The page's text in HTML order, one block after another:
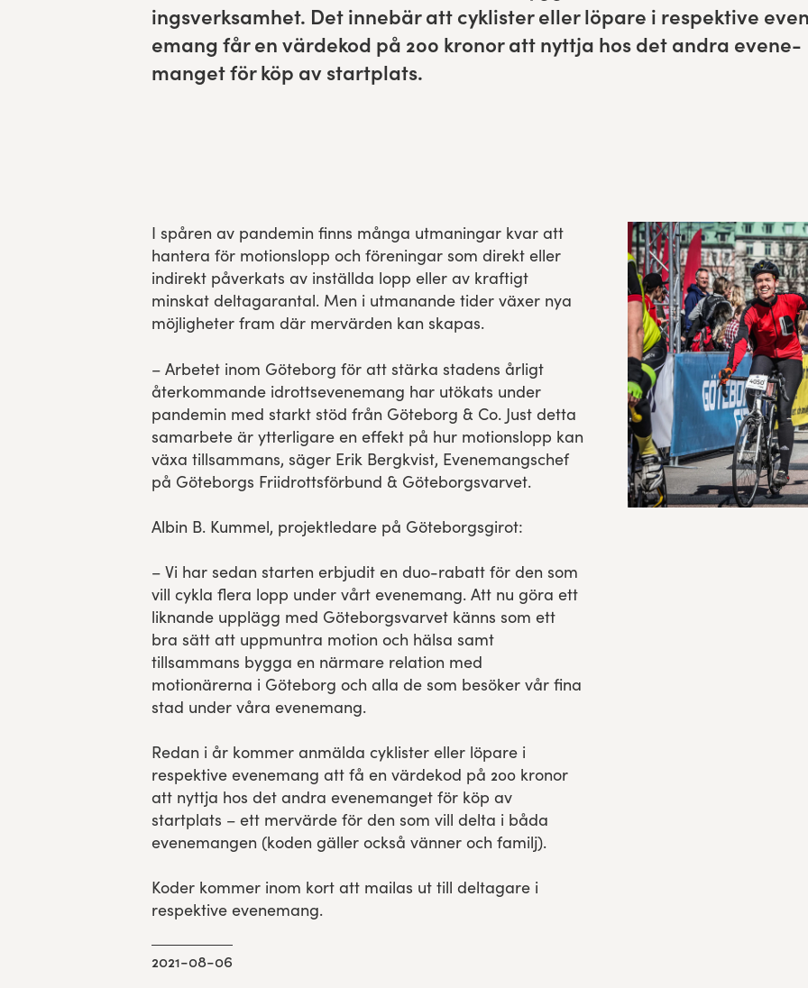
ingsverk­samhet. Det innebär att cyk­lis­ter eller löpare i respek­tive
e­mang får en värdekod på 200 kro­nor att nyt­t­ja hos det andra even­e­
manget för köp av startplats.
I spåren av pandemin finns många utmaningar kvar att
hantera för motionslopp och föreningar som direkt eller
indirekt påverkats av inställda lopp eller av kraftigt
minskat deltagarantal. Men i utmanande tider växer nya
möjligheter fram där mervärden kan skapas.
– Arbetet inom Göteborg för att stärka stadens årligt
återkommande idrottsevenemang har utökats under
pandemin med starkt stöd från Göteborg & Co. Just detta
samarbete är ytterligare en effekt på hur motionslopp kan
växa tillsammans, säger Erik Bergkvist, Evenemangschef
på Göteborgs Friidrottsförbund & Göteborgsvarvet.
Albin B. Kummel, projektledare på Göteborgsgirot:
– Vi har sedan starten erbjudit en duo-rabatt för den som
vill cykla flera lopp under vårt evenemang. Att nu göra ett
liknande upplägg med Göteborgsvarvet känns som ett
bra sätt att uppmuntra motion och hälsa samt
tillsammans bygga en närmare relation med
motionärerna i Göteborg och alla de som besöker vår fina
stad under våra evenemang.
Redan i år kommer anmälda cyklister eller löpare i
respektive evenemang att få en värdekod på 200 kronor
att nyttja hos det andra evenemanget för köp av
startplats – ett mervärde för den som vill delta i båda
evenemangen (koden gäller också vänner och familj).
Koder kommer inom kort att mailas ut till deltagare i
respektive evenemang.
2021-08-06